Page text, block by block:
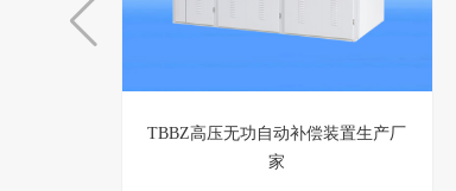
TBBZ高压无功自动补偿装置生产厂
家